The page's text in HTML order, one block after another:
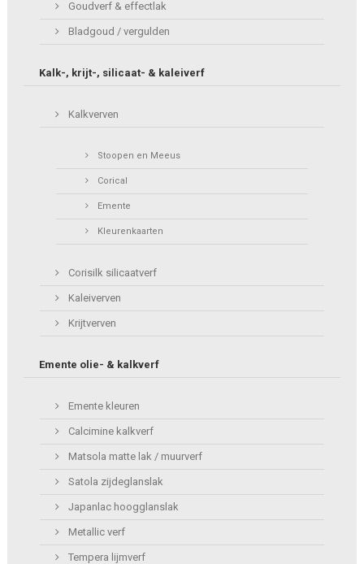
Goudverf & effectlak
Bladgoud / vergulden
Kalk-, krijt-, silicaat- & kaleiverf
Kalkverven
Stoopen en Meeus
Corical
Emente
Kleurenkaarten
Corisilk silicaatverf
Kaleiverven
Krijtverven
Emente olie- & kalkverf
Emente kleuren
Calcimine kalkverf
Matsola matte lak / muurverf
Satola zijdeglanslak
Japanlac hoogglanslak
Metallic verf
Tempera lijmverf